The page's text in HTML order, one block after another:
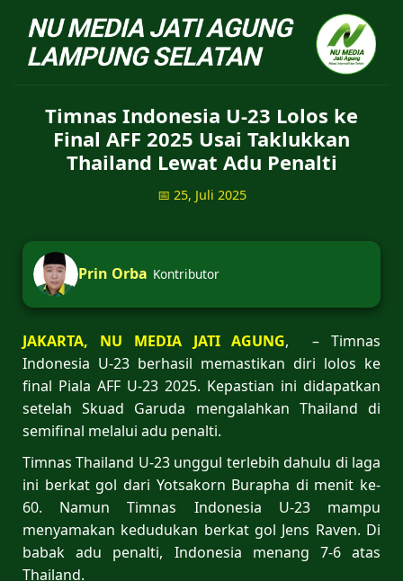
NU Jatiagung - Situs
Timnas Indonesia U-23 Lolos ke
Final AFF 2025 Usai Taklukkan
Thailand Lewat Adu Penalti
📅 25, Juli 2025
Prin Orba Kontributor
JAKARTA, NU MEDIA JATI AGUNG, – Timnas
Indonesia U-23 berhasil memastikan diri lolos ke
final Piala AFF U-23 2025. Kepastian ini didapatkan
setelah Skuad Garuda mengalahkan Thailand di
semifinal melalui adu penalti.
Timnas Thailand U-23 unggul terlebih dahulu di laga
ini berkat gol dari Yotsakorn Burapha di menit ke-
60. Namun Timnas Indonesia U-23 mampu
menyamakan kedudukan berkat gol Jens Raven. Di
babak adu penalti, Indonesia menang 7-6 atas
Thailand.